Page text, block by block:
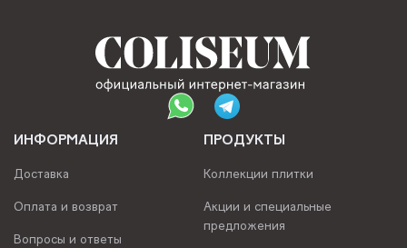
ИНФОРМАЦИЯ
Доставка
Оплата и возврат
Вопросы и ответы
ПРОДУКТЫ
Коллекции плитки
Акции и специальные
предложения